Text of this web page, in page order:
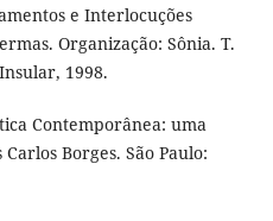
e Interlocuções
Organização: Sônia. T.
1998.
Contemporânea: uma
Borges. São Paulo: